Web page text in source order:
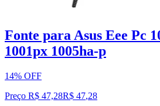
Fonte para Asus Eee Pc
1001px 1005ha-p
14% OFF
Preço R$ 47,28R$ 47,28